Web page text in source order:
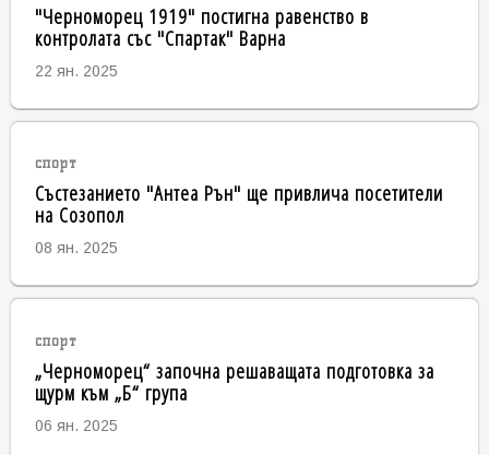
"Черноморец 1919" постигна равенство в
контролата със "Спартак" Варна
22 ян. 2025
спорт
Състезанието "Антеа Рън" ще привлича посетители
на Созопол
08 ян. 2025
спорт
„Черноморец“ започна решаващата подготовка за
щурм към „Б“ група
06 ян. 2025